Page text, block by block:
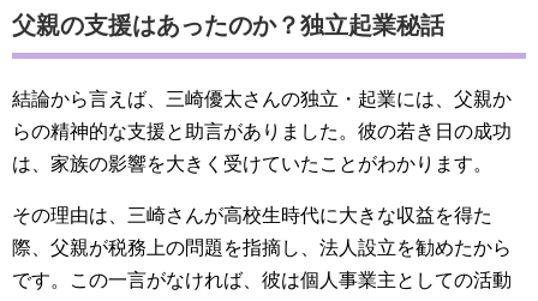
父親の支援はあったのか？独立起業秘話
結論から言えば、三崎優太さんの独立・起業には、父親か
らの精神的な支援と助言がありました。彼の若き日の成功
は、家族の影響を大きく受けていたことがわかります。
その理由は、三崎さんが高校生時代に大きな収益を得た
際、父親が税務上の問題を指摘し、法人設立を勧めたから
です。この一言がなければ、彼は個人事業主としての活動